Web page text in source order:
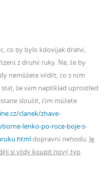
co by bylo kdovíjak drahé,
z druhé ruky. Ne, že by
nemůžete vědět, co s ním
že vám například uprostřed
sloužit, čím můžete
clanek/zhave-
lenko-po-roce-boje-s-
dopravní nehodu. Je
si vždy koupit nový typ.